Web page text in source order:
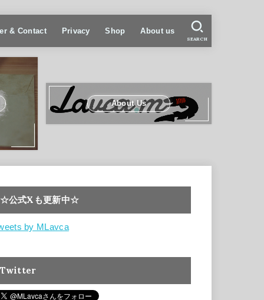
& Contact Privacy Shop About us
SEARCH
About Us
☆公式Xも更新中☆
by MLavca
Twitter